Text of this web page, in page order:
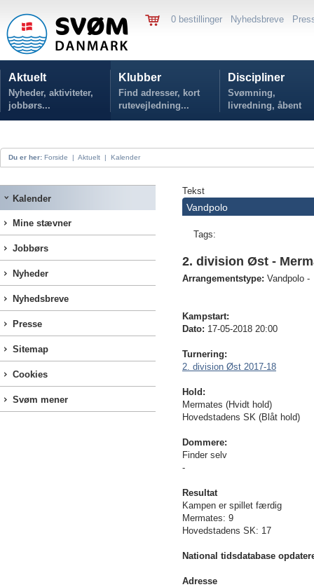
0 bestillinger Nyhedsbreve
Aktuelt
Nyheder, aktiviteter,
jobbørs...
Klubber
Find adresser, kort
rutevejledning...
Discipliner
Svømning,
livredning, åbent
vand...
Du er her: Forside | Aktuelt | Kalender
Kalender
Mine stævner
Jobbørs
Nyheder
Nyhedsbreve
Presse
Sitemap
Cookies
Svøm mener
Tekst
Vandpolo
Tags:
2. division Øst -
Arrangementstype: Vandpolo -
Kampstart:
Dato: 17-05-2018 20:00
Turnering:
2. division Øst 2017-18
Hold:
Mermates (Hvidt hold)
Hovedstadens SK (Blåt hold)
Dommere:
Finder selv
-
Resultat
Kampen er spillet færdig
Mermates: 9
Hovedstadens SK: 17
National tidsdatabase
Adresse